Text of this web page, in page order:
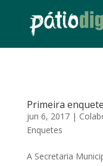
Primeira
jun 6, 2017|
Enquetes
A Secretaria